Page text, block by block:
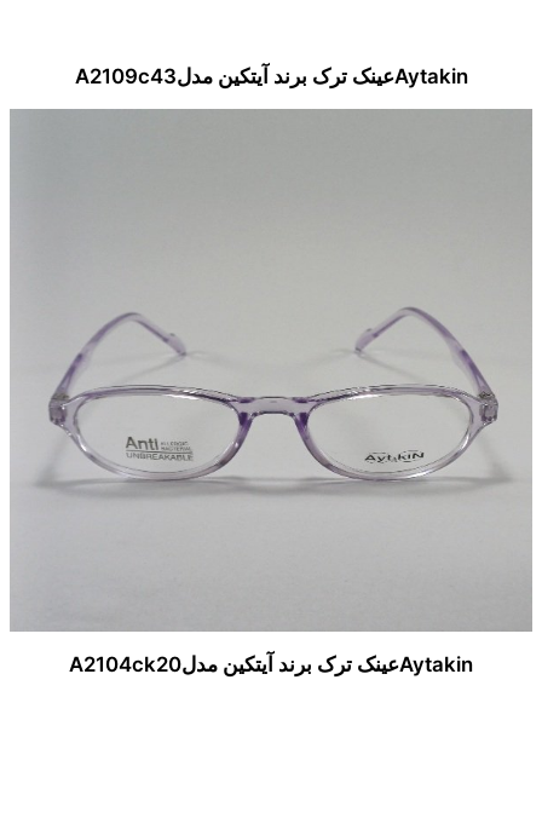
Aytakinعینک ترک برند آیتکین مدلA2109c43
Aytakinعینک ترک برند آیتکین مدلA2104ck20